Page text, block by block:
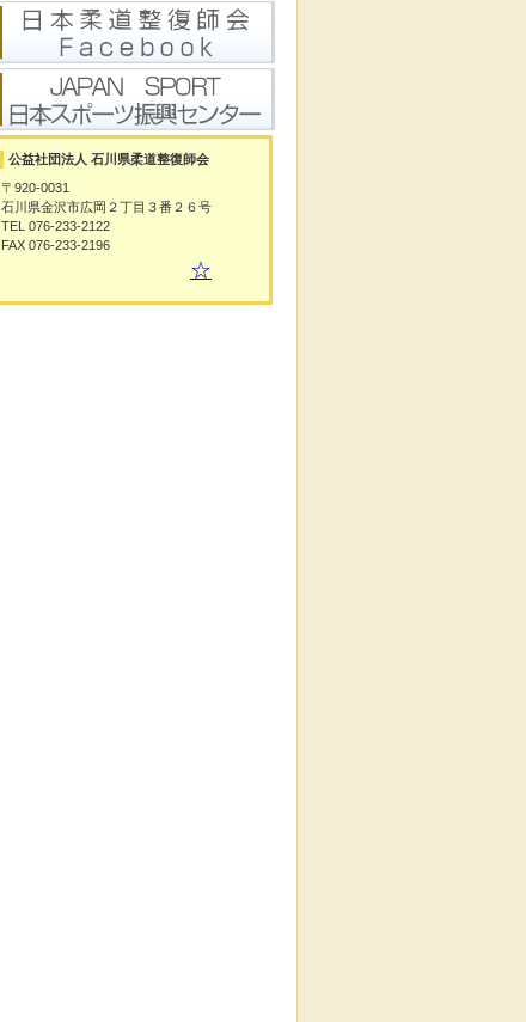
公益社団法人 石川県柔道整復師会
〒920-0031
石川県金沢市広岡２丁目３番２６号
TEL 076-233-2122
FAX 076-233-2196
☆